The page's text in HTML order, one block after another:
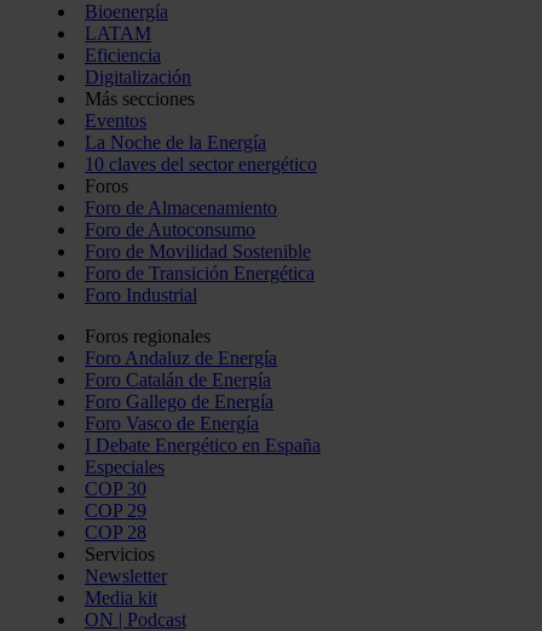
Bioenergía
LATAM
Eficiencia
Digitalización
Más secciones
Eventos
La Noche de la Energía
10 claves del sector energético
Foros
Foro de Almacenamiento
Foro de Autoconsumo
Foro de Movilidad Sostenible
Foro de Transición Energética
Foro Industrial
Foros regionales
Foro Andaluz de Energía
Foro Catalán de Energía
Foro Gallego de Energía
Foro Vasco de Energía
I Debate Energético en España
Especiales
COP 30
COP 29
COP 28
Servicios
Newsletter
Media kit
ON | Podcast